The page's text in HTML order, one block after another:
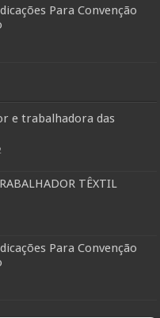
Para Convenção
e trabalhadora das
TÊXTIL
Para Convenção